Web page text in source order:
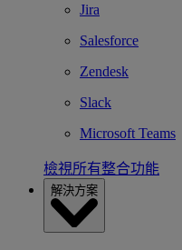
Jira
Salesforce
Zendesk
Slack
Microsoft Teams
檢視所有整合功能
解決方案